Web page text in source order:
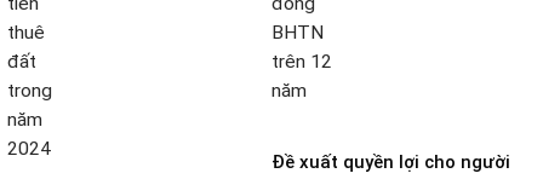
Đề xuất quyền lợi cho người